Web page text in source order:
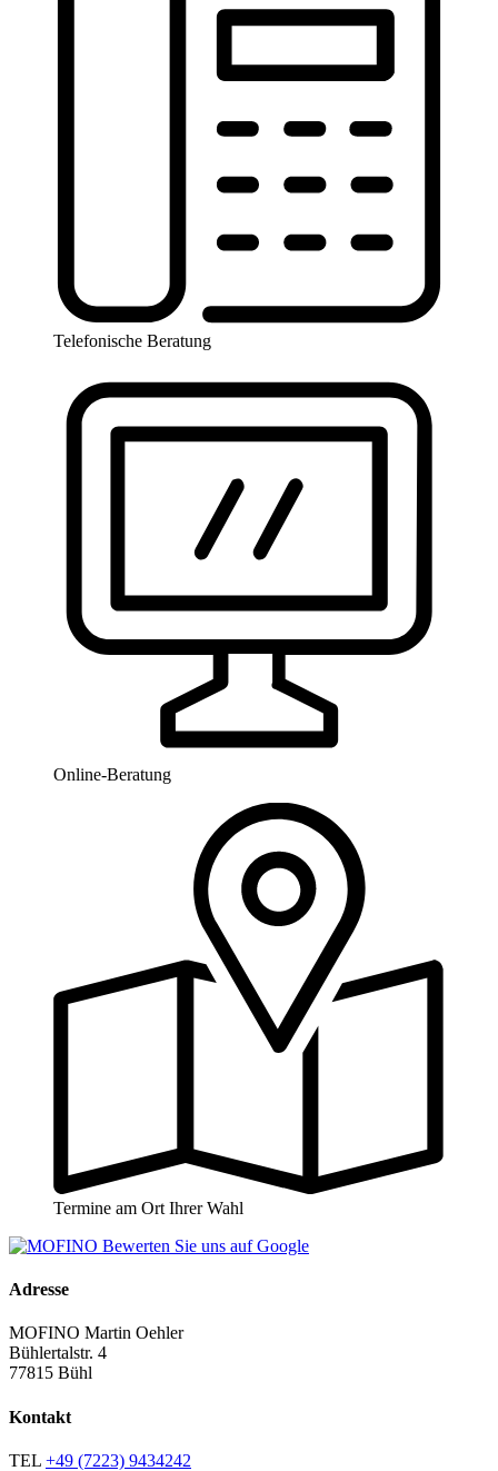
Telefonische Beratung
Online-Beratung
Termine am Ort Ihrer Wahl
Adresse
MOFINO Martin Oehler
Bühlertalstr. 4
77815 Bühl
Kontakt
TEL +49 (7223) 9434242